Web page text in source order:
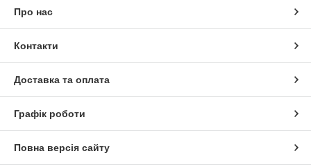
Про нас
Контакти
Доставка та оплата
Графік роботи
Повна версія сайту